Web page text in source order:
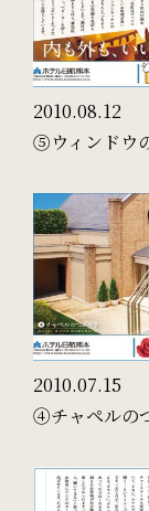
宿泊
レンタ
チェックイン
一部屋あたり
ご利用部屋数
2010.08.12
⑤ウィンドウ
2010.07.15
④チャペルの